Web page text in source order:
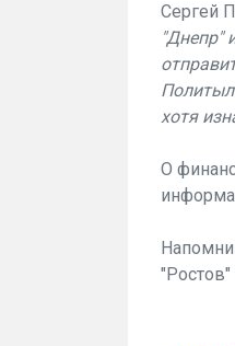
Сергей
"Днепр"
хотя
О
"Ростов"